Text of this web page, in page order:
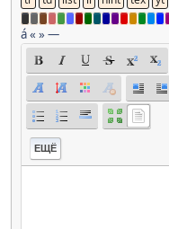
á« »—
ЕЩЁ